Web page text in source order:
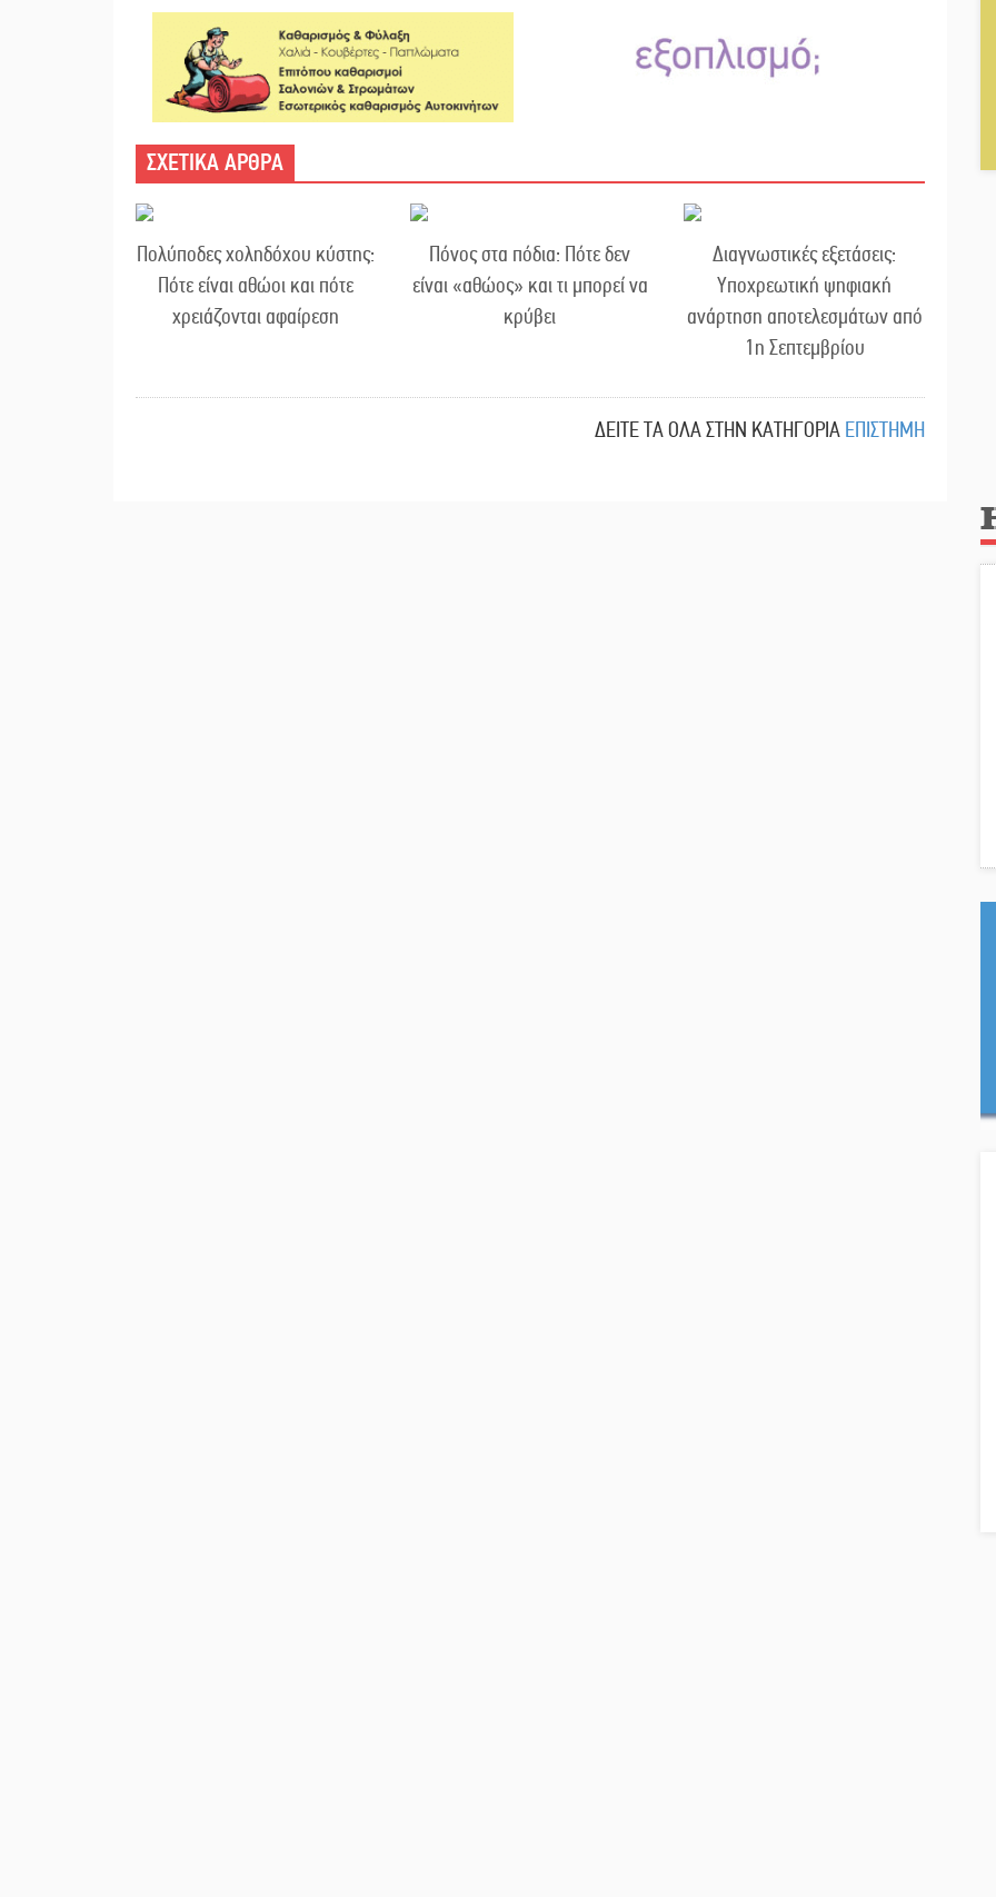
ΣΧΕΤΙΚΑ ΑΡΘΡΑ
Πολύποδες χοληδόχου κύστης:
Πότε είναι αθώοι και πότε
χρειάζονται αφαίρεση
Πόνος στα πόδια: Πότε δεν
είναι «αθώος» και τι μπορεί να
κρύβει
Διαγνωστικές εξετάσεις:
Υποχρεωτική ψηφιακή
ανάρτηση αποτελεσμάτων από
1η Σεπτεμβρίου
ΔΕΙΤΕ ΤΑ ΟΛΑ ΣΤΗΝ ΚΑΤΗΓΟΡΙΑ ΕΠΙΣΤΗΜΗ